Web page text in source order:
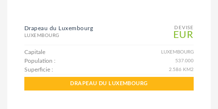
DEVISE
EUR
Drapeau du Luxembourg
LUXEMBOURG
Capitale LUXEMBOURG
Population : 537.000
Superficie : 2.586 KM2
DRAPEAU DU LUXEMBOURG